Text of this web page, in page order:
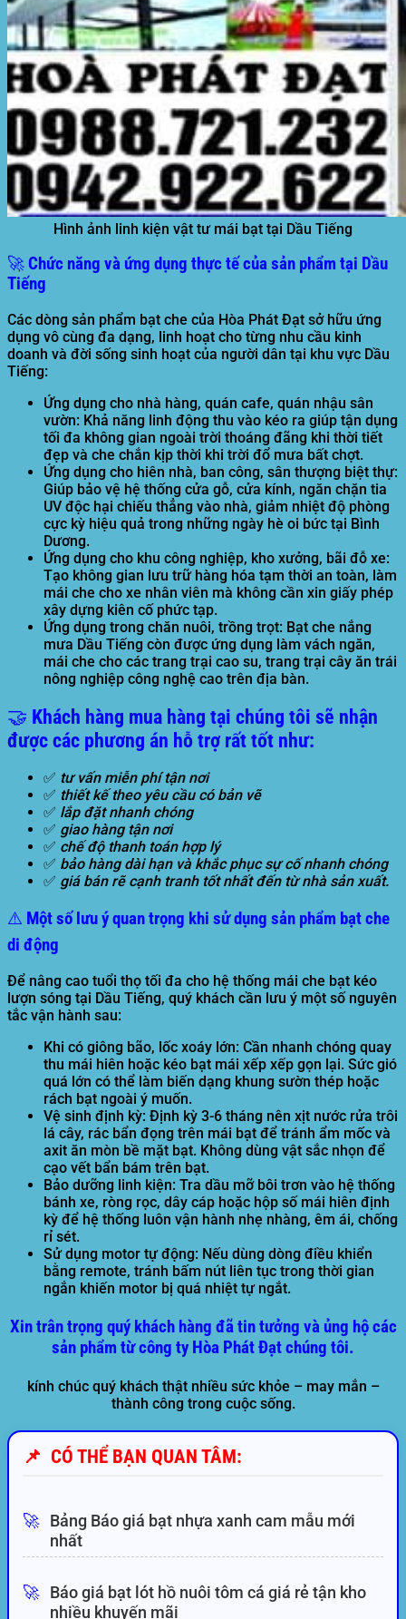
Hình ảnh linh kiện vật tư mái bạt tại Dầu Tiếng
🚀 Chức năng và ứng dụng thực tế của sản phẩm tại Dầu
Tiếng
Các dòng sản phẩm bạt che của Hòa Phát Đạt sở hữu ứng
dụng vô cùng đa dạng, linh hoạt cho từng nhu cầu kinh
doanh và đời sống sinh hoạt của người dân tại khu vực Dầu
Tiếng:
Ứng dụng cho nhà hàng, quán cafe, quán nhậu sân
vườn: Khả năng linh động thu vào kéo ra giúp tận dụng
tối đa không gian ngoài trời thoáng đãng khi thời tiết
đẹp và che chắn kịp thời khi trời đổ mưa bất chợt.
Ứng dụng cho hiên nhà, ban công, sân thượng biệt thự:
Giúp bảo vệ hệ thống cửa gỗ, cửa kính, ngăn chặn tia
UV độc hại chiếu thẳng vào nhà, giảm nhiệt độ phòng
cực kỳ hiệu quả trong những ngày hè oi bức tại Bình
Dương.
Ứng dụng cho khu công nghiệp, kho xưởng, bãi đỗ xe:
Tạo không gian lưu trữ hàng hóa tạm thời an toàn, làm
mái che cho xe nhân viên mà không cần xin giấy phép
xây dựng kiên cố phức tạp.
Ứng dụng trong chăn nuôi, trồng trọt: Bạt che nắng
mưa Dầu Tiếng còn được ứng dụng làm vách ngăn,
mái che cho các trang trại cao su, trang trại cây ăn trái
nông nghiệp công nghệ cao trên địa bàn.
🤝 Khách hàng mua hàng tại chúng tôi sẽ nhận
được các phương án hỗ trợ rất tốt như:
✅ tư vấn miễn phí tận nơi
✅ thiết kế theo yêu cầu có bản vẽ
✅ lắp đặt nhanh chóng
✅ giao hàng tận nơi
✅ chế độ thanh toán hợp lý
✅ bảo hàng dài hạn và khắc phục sự cố nhanh chóng
✅ giá bán rẽ cạnh tranh tốt nhất đến từ nhà sản xuất.
⚠️ Một số lưu ý quan trọng khi sử dụng sản phẩm bạt che
di động
Để nâng cao tuổi thọ tối đa cho hệ thống mái che bạt kéo
lượn sóng tại Dầu Tiếng, quý khách cần lưu ý một số nguyên
tắc vận hành sau:
Khi có giông bão, lốc xoáy lớn: Cần nhanh chóng quay
thu mái hiên hoặc kéo bạt mái xếp xếp gọn lại. Sức gió
quá lớn có thể làm biến dạng khung sườn thép hoặc
rách bạt ngoài ý muốn.
Vệ sinh định kỳ: Định kỳ 3-6 tháng nên xịt nước rửa trôi
lá cây, rác bẩn đọng trên mái bạt để tránh ẩm mốc và
axit ăn mòn bề mặt bạt. Không dùng vật sắc nhọn để
cạo vết bẩn bám trên bạt.
Bảo dưỡng linh kiện: Tra dầu mỡ bôi trơn vào hệ thống
bánh xe, ròng rọc, dây cáp hoặc hộp số mái hiên định
kỳ để hệ thống luôn vận hành nhẹ nhàng, êm ái, chống
rỉ sét.
Sử dụng motor tự động: Nếu dùng dòng điều khiển
bằng remote, tránh bấm nút liên tục trong thời gian
ngắn khiến motor bị quá nhiệt tự ngắt.
Xin trân trọng quý khách hàng đã tin tưởng và ủng hộ các
sản phẩm từ công ty Hòa Phát Đạt chúng tôi.
kính chúc quý khách thật nhiều sức khỏe – may mắn –
thành công trong cuộc sống.
📌 CÓ THỂ BẠN QUAN TÂM:
🚀
Bảng Báo giá bạt nhựa xanh cam mẫu mới
nhất
🚀
Báo giá bạt lót hồ nuôi tôm cá giá rẻ tận kho
nhiều khuyến mãi